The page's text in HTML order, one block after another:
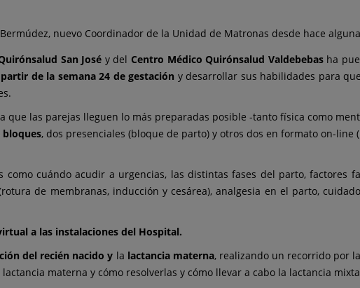
nuevo Coordinador de la Unidad de Matronas desde hace
San José y del Centro Médico Quirónsalud Valdebebasha
de la semana 24 de gestación y desarrollar sus habilidades para
que las parejas lleguen lo más preparadas posible -tanto física como
bloques, dos presenciales (bloque de parto) y otros dos en formato on-
como cuándo acudir a urgencias, las distintas fases del parto, factores
de membranas, inducción y cesárea), analgesia en el parto,
a las instalaciones del Hospital.
del recién nacido y la lactancia materna, realizando un recorrido por
materna y cómo resolverlas y cómo llevar a cabo la lactancia